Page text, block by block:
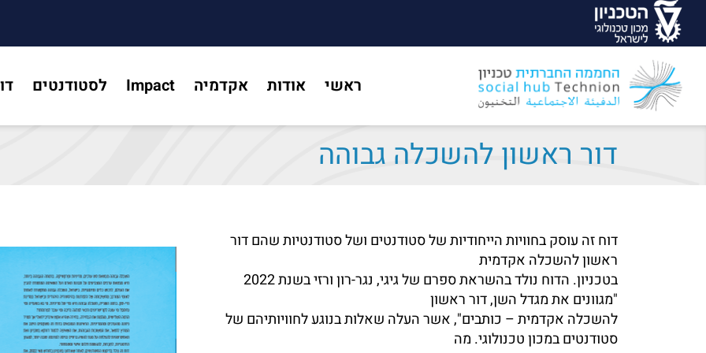
ראשי אודות אקדמיה Impact לסטודנטים
דור ראשון להשכלה גבוהה
דוח זה עוסק בחוויות הייחודיות של סטודנטים ושל סטודנטיות שהם דור
ראשון להשכלה אקדמית
בטכניון. הדוח נולד בהשראת ספרם של גיגי, נגר-רון ורזי בשנת 2022
"מגוונים את מגדל השן, דור ראשון
להשכלה אקדמית – כותבים", אשר העלה שאלות בנוגע לחוויותיהם של
סטודנטים במכון טכנולוגי. מה